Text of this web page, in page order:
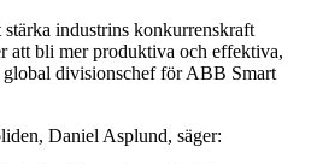
industrins konkurrenskraft
att bli mer produktiva och effektiva,
divisionschef för ABB Smart
Daniel Asplund, säger: